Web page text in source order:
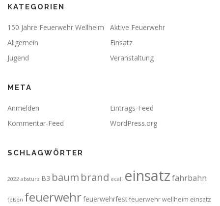
KATEGORIEN
150 Jahre Feuerwehr Wellheim
Aktive Feuerwehr
Allgemein
Einsatz
Jugend
Veranstaltung
META
Anmelden
Eintrags-Feed
Kommentar-Feed
WordPress.org
SCHLAGWÖRTER
2022 absturz B3 baum brand ecall einsatzfahrbahn
felsen feuerwehrfeuerwehrfest feuerwehr wellheim einsatz